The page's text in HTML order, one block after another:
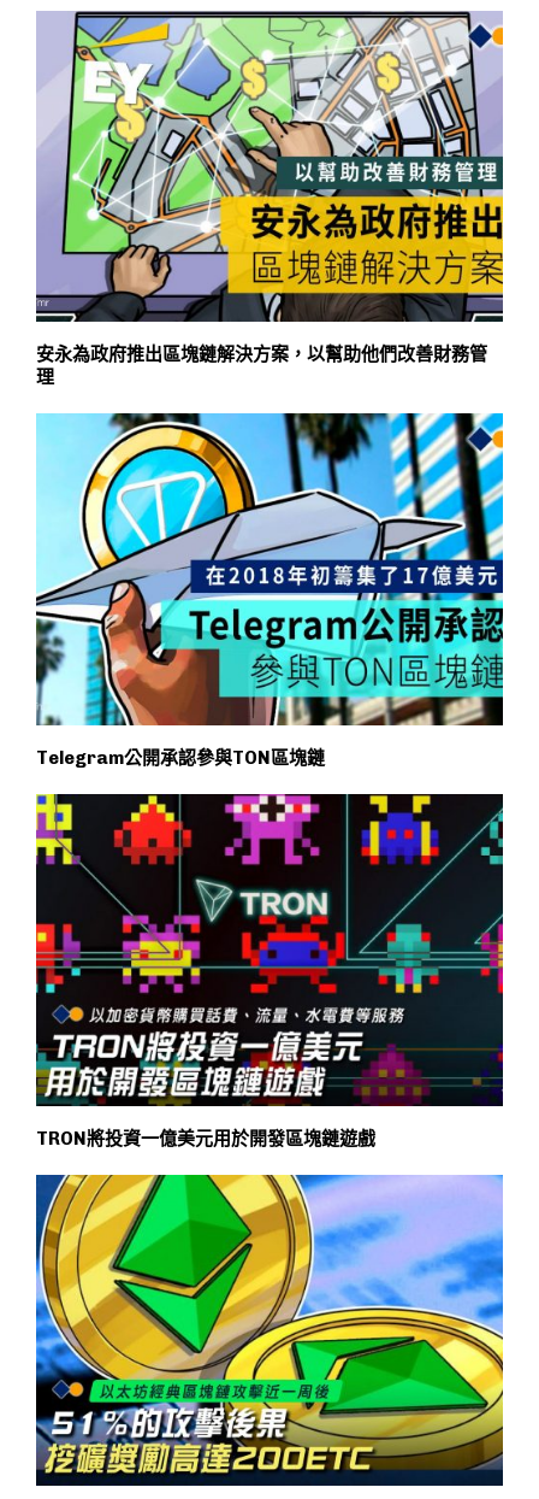
安永為政府推出區塊鏈解決方案，以幫助他們改善財務管
理
Telegram公開承認參與TON區塊鏈
TRON將投資一億美元用於開發區塊鏈遊戲